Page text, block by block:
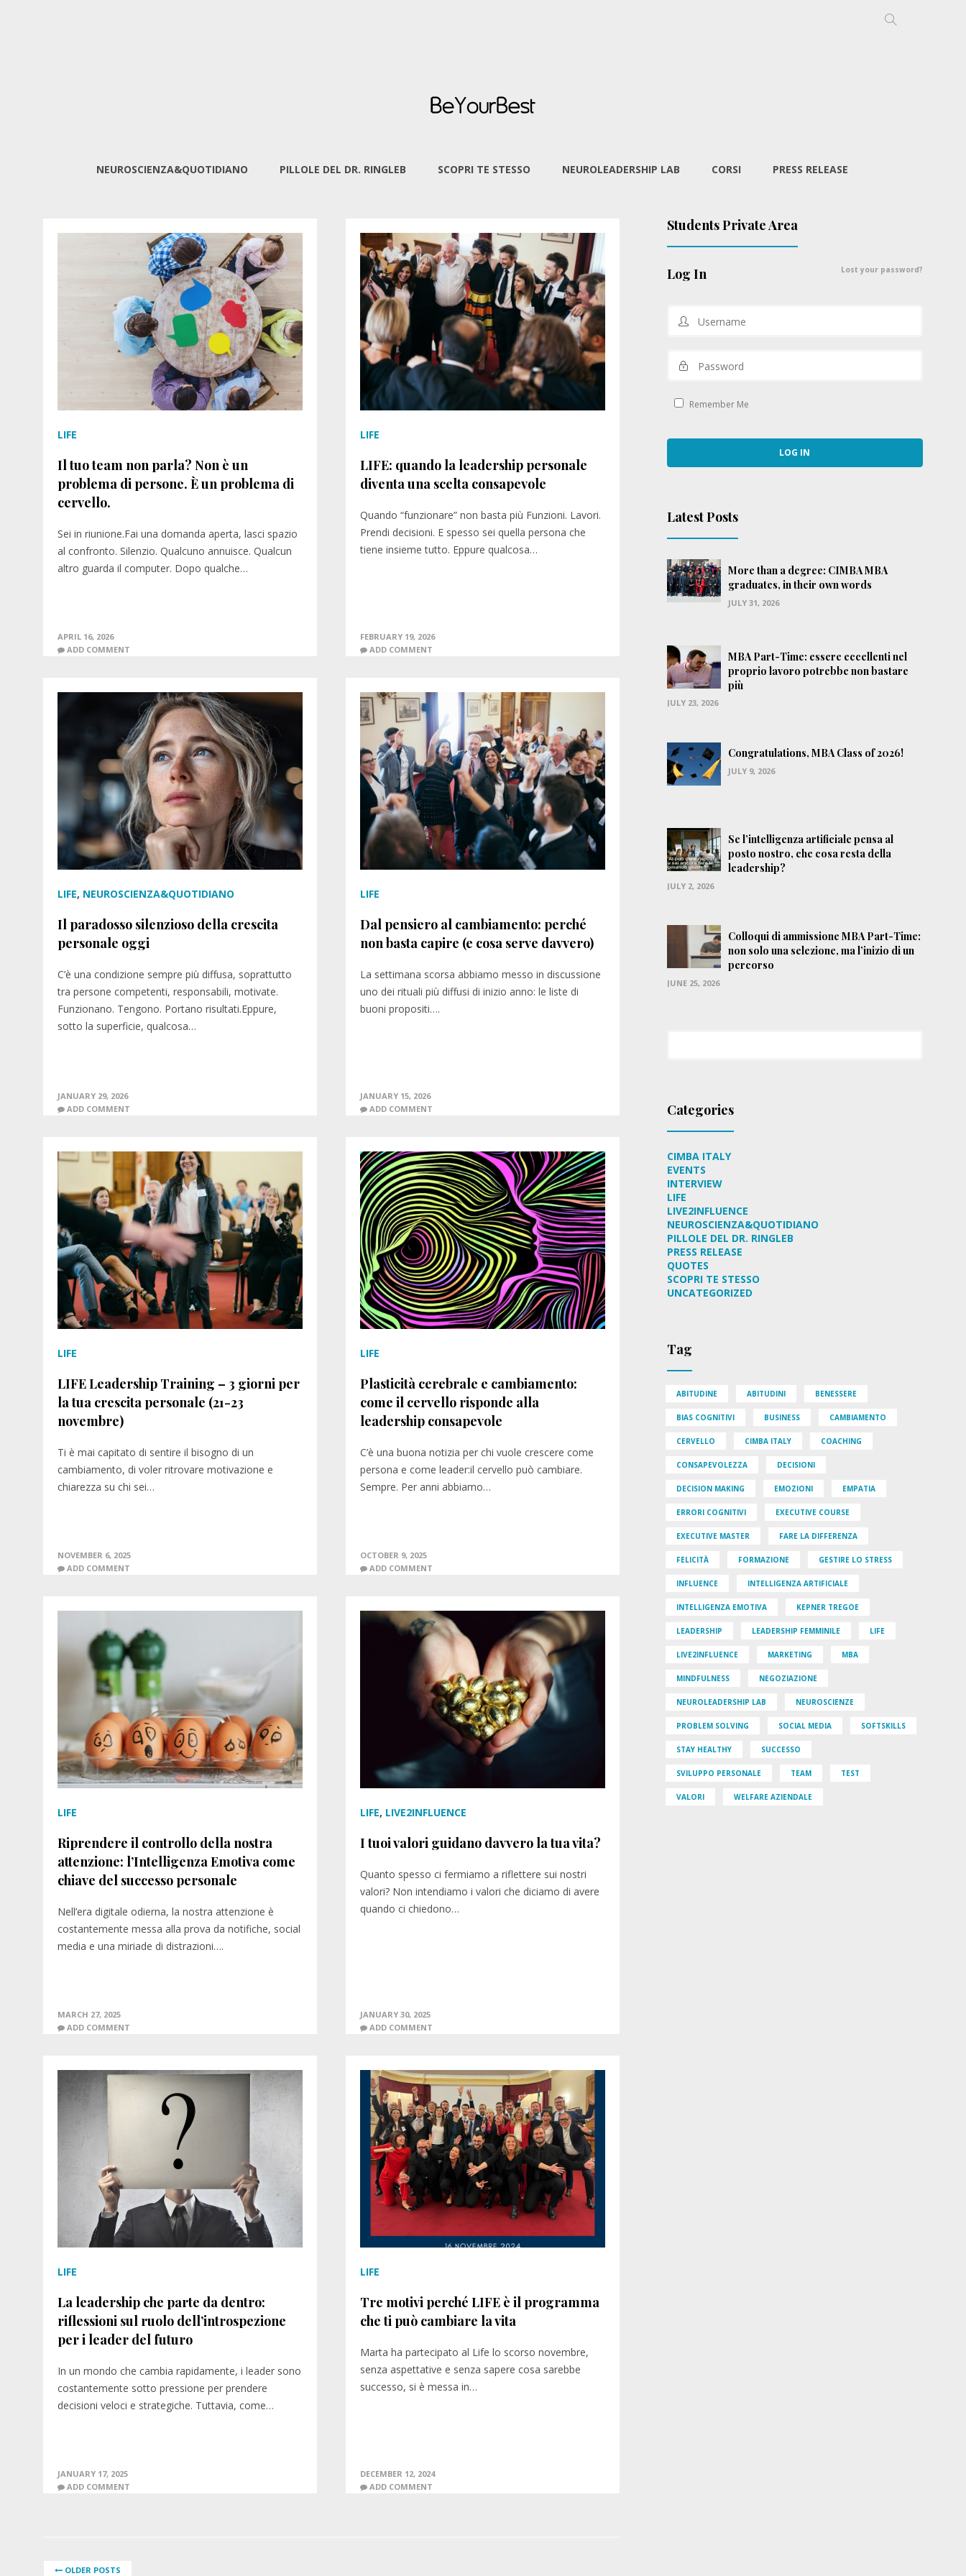
NEUROSCIENZA&QUOTIDIANO PILLOLE DEL DR. RINGLEB SCOPRI TE STESSO NEUROLEADERSHIP LAB CORSI PRESS RELEASE
LIFE
Il tuo team non parla? Non è un
problema di persone. È un problema di
cervello.
Sei in riunione.Fai una domanda aperta, lasci spazio
al confronto. Silenzio. Qualcuno annuisce. Qualcun
altro guarda il computer. Dopo qualche…
APRIL 16, 2026
ADD COMMENT
LIFE
LIFE: quando la leadership personale
diventa una scelta consapevole
Quando “funzionare” non basta più Funzioni. Lavori.
Prendi decisioni. E spesso sei quella persona che
tiene insieme tutto. Eppure qualcosa…
FEBRUARY 19, 2026
ADD COMMENT
LIFE, NEUROSCIENZA&QUOTIDIANO
Il paradosso silenzioso della crescita
personale oggi
C’è una condizione sempre più diffusa, soprattutto
tra persone competenti, responsabili, motivate.
Funzionano. Tengono. Portano risultati.Eppure,
sotto la superficie, qualcosa…
JANUARY 29, 2026
ADD COMMENT
LIFE
Dal pensiero al cambiamento: perché
non basta capire (e cosa serve davvero)
La settimana scorsa abbiamo messo in discussione
uno dei rituali più diffusi di inizio anno: le liste di
buoni propositi….
JANUARY 15, 2026
ADD COMMENT
LIFE
LIFE Leadership Training – 3 giorni per
la tua crescita personale (21-23
novembre)
Ti è mai capitato di sentire il bisogno di un
cambiamento, di voler ritrovare motivazione e
chiarezza su chi sei…
NOVEMBER 6, 2025
ADD COMMENT
LIFE
Plasticità cerebrale e cambiamento:
come il cervello risponde alla
leadership consapevole
C’è una buona notizia per chi vuole crescere come
persona e come leader:il cervello può cambiare.
Sempre. Per anni abbiamo…
OCTOBER 9, 2025
ADD COMMENT
LIFE
Riprendere il controllo della nostra
attenzione: l’Intelligenza Emotiva come
chiave del successo personale
Nell’era digitale odierna, la nostra attenzione è
costantemente messa alla prova da notifiche, social
media e una miriade di distrazioni….
MARCH 27, 2025
ADD COMMENT
LIFE, LIVE2INFLUENCE
I tuoi valori guidano davvero la tua vita?
Quanto spesso ci fermiamo a riflettere sui nostri
valori? Non intendiamo i valori che diciamo di avere
quando ci chiedono…
JANUARY 30, 2025
ADD COMMENT
LIFE
La leadership che parte da dentro:
riflessioni sul ruolo dell’introspezione
per i leader del futuro
In un mondo che cambia rapidamente, i leader sono
costantemente sotto pressione per prendere
decisioni veloci e strategiche. Tuttavia, come…
JANUARY 17, 2025
ADD COMMENT
LIFE
Tre motivi perché LIFE è il programma
che ti può cambiare la vita
Marta ha partecipato al Life lo scorso novembre,
senza aspettative e senza sapere cosa sarebbe
successo, si è messa in…
DECEMBER 12, 2024
ADD COMMENT
OLDER POSTS
Students Private Area
Log In
Remember Me
Lost your password?
Latest Posts
More than a degree: CIMBA MBA
graduates, in their own words
JULY 31, 2026
MBA Part-Time: essere eccellenti nel
proprio lavoro potrebbe non bastare
più
JULY 23, 2026
Congratulations, MBA Class of 2026!
JULY 9, 2026
Se l’intelligenza artificiale pensa al
posto nostro, che cosa resta della
leadership?
JULY 2, 2026
Colloqui di ammissione MBA Part-Time:
non solo una selezione, ma l’inizio di un
percorso
JUNE 25, 2026
Categories
CIMBA ITALY
EVENTS
INTERVIEW
LIFE
LIVE2INFLUENCE
NEUROSCIENZA&QUOTIDIANO
PILLOLE DEL DR. RINGLEB
PRESS RELEASE
QUOTES
SCOPRI TE STESSO
UNCATEGORIZED
Tag
ABITUDINE ABITUDINI BENESSERE
BIAS COGNITIVI BUSINESS CAMBIAMENTO
CERVELLO CIMBA ITALY COACHING
CONSAPEVOLEZZA DECISIONI
DECISION MAKING EMOZIONI EMPATIA
ERRORI COGNITIVI EXECUTIVE COURSE
EXECUTIVE MASTER FARE LA DIFFERENZA
FELICITÀ FORMAZIONE GESTIRE LO STRESS
INFLUENCE INTELLIGENZA ARTIFICIALE
INTELLIGENZA EMOTIVA KEPNER TREGOE
LEADERSHIP LEADERSHIP FEMMINILE LIFE
LIVE2INFLUENCE MARKETING MBA
MINDFULNESS NEGOZIAZIONE
NEUROLEADERSHIP LAB NEUROSCIENZE
PROBLEM SOLVING SOCIAL MEDIA SOFTSKILLS
STAY HEALTHY SUCCESSO
SVILUPPO PERSONALE TEAM TEST
VALORI WELFARE AZIENDALE